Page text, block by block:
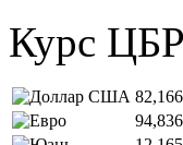
Курс